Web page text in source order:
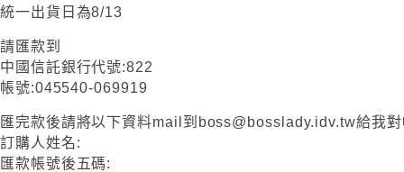
統一出貨日為8/13
請匯款到
中國信託銀行代號:822
帳號:045540-069919
匯完款後請將以下資料mail到boss@bosslady.idv.tw給我
訂購人姓名:
匯款帳號後五碼: